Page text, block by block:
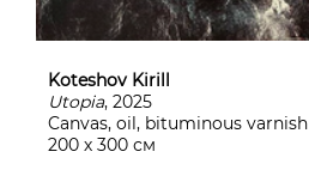
Koteshov Kirill
Utopia, 2025
Canvas, oil, bituminous varnish
200 х 300 см